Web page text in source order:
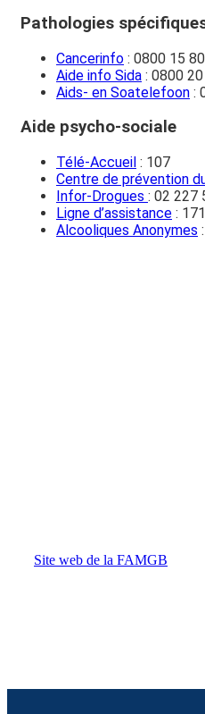
Pathologies
Cancerinfo : 0800 15
Aide info Sida : 0800
Aids- en Soatelefoon :
Aide psycho-sociale
Télé-Accueil : 107
Centre de prévention
Infor-Drogues : 02 227
Ligne d’assistance :
Alcooliques Anonymes
Site web de la FAMGB